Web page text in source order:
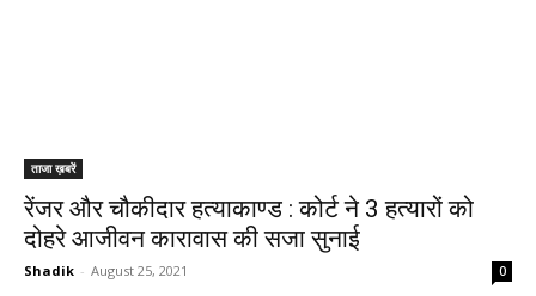
ताजा ख़बरें
रेंजर और चौकीदार हत्याकाण्ड : कोर्ट ने 3 हत्यारों को
दोहरे आजीवन कारावास की सजा सुनाई
Shadik - August 25, 2021 0